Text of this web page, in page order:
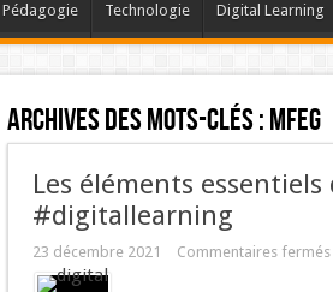
Pédagogie Technologie Digital Learning
Archives des mots-clés :mfeg
Les éléments essentiels
#digitallearning
23 décembre 2021 Commentaires fermés